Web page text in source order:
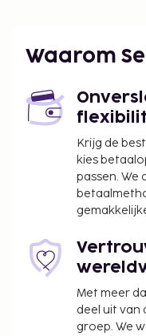
gratis wifi.
Waarom
Krijg de
kies
passen. We
Met meer
deel uit van
groep. We